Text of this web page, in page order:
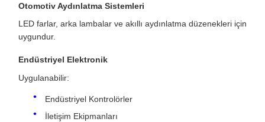
Otomotiv Aydınlatma Sistemleri
LED farlar, arka lambalar ve akıllı aydınlatma düzenekleri için
uygundur.
Endüstriyel Elektronik
Uygulanabilir:
Endüstriyel Kontrolörler
İletişim Ekipmanları